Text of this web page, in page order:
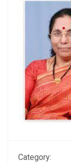
Category: